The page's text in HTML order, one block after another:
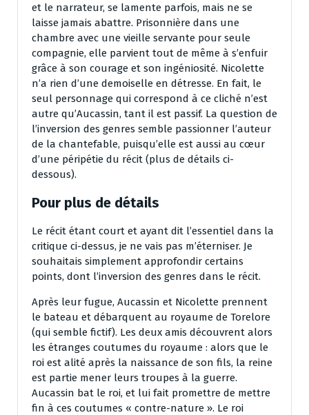
et le narrateur, se lamente parfois, mais ne se
laisse jamais abattre. Prisonnière dans une
chambre avec une vieille servante pour seule
compagnie, elle parvient tout de même à s’enfuir
grâce à son courage et son ingéniosité. Nicolette
n’a rien d’une demoiselle en détresse. En fait, le
seul personnage qui correspond à ce cliché n’est
autre qu’Aucassin, tant il est passif. La question de
l’inversion des genres semble passionner l’auteur
de la chantefable, puisqu’elle est aussi au cœur
d’une péripétie du récit (plus de détails ci-
dessous).
Pour plus de détails
Le récit étant court et ayant dit l’essentiel dans la
critique ci-dessus, je ne vais pas m’éterniser. Je
souhaitais simplement approfondir certains
points, dont l’inversion des genres dans le récit.
Après leur fugue, Aucassin et Nicolette prennent
le bateau et débarquent au royaume de Torelore
(qui semble fictif). Les deux amis découvrent alors
les étranges coutumes du royaume : alors que le
roi est alité après la naissance de son fils, la reine
est partie mener leurs troupes à la guerre.
Aucassin bat le roi, et lui fait promettre de mettre
fin à ces coutumes « contre-nature ». Le roi